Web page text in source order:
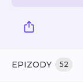
EPIZODY 52